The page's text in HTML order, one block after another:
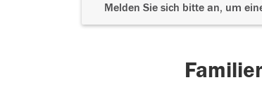
Melden Sie sich bitte an, um